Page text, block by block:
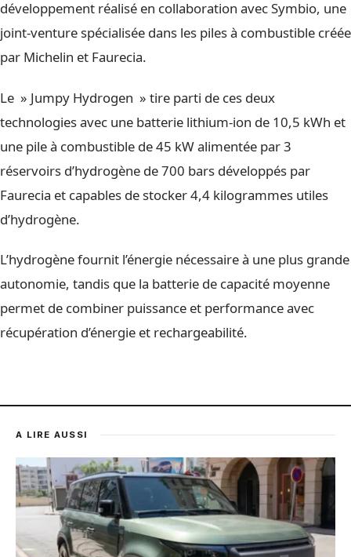
développement réalisé en collaboration avec Symbio, une
joint-venture spécialisée dans les piles à combustible créée
par Michelin et Faurecia.
Le » Jumpy Hydrogen » tire parti de ces deux
technologies avec une batterie lithium-ion de 10,5 kWh et
une pile à combustible de 45 kW alimentée par 3
réservoirs d’hydrogène de 700 bars développés par
Faurecia et capables de stocker 4,4 kilogrammes utiles
d’hydrogène.
L’hydrogène fournit l’énergie nécessaire à une plus grande
autonomie, tandis que la batterie de capacité moyenne
permet de combiner puissance et performance avec
récupération d’énergie et rechargeabilité.
A LIRE AUSSI